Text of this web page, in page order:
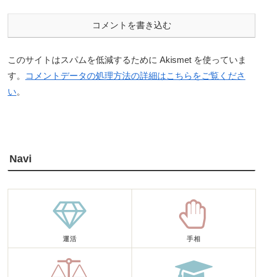
コメントを書き込む
このサイトはスパムを低減するために Akismet を使っていま
す。
コメントデータの処理方法の詳細はこちらをご覧くださ
い。
Navi
運活 手相